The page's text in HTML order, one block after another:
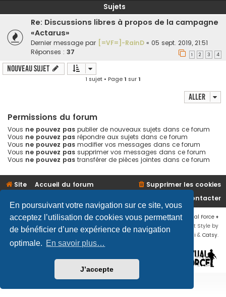
En poursuivant votre navigation sur ce site, vous
acceptez l’utilisation de cookies vous permettant
de bénéficier d’une expérience de navigation
optimale. En savoir plus…
J’accepte
e
Sujets
Re: Discussions libres à propos de la campagne
«Actarus»
Dernier message par [=VF=]-RainD « 05 sept. 2019, 21:51
Réponses : 37 1 2 3 4
Nouveau sujet
1 sujet • Page1 sur1
Aller
Permissions du forum
Vous ne pouvez pas publier de nouveaux sujets dans ce forum
Vous ne pouvez pas répondre aux sujets dans ce forum
Vous ne pouvez pas modifier vos messages dans ce forum
Vous ne pouvez pas supprimer vos messages dans ce forum
Vous ne pouvez pas transférer de pièces jointes dans ce forum
Site Accueil du forum
Supprimer les cookies
Nous contacter
Développé par phpBB® Forum Software © phpBB Limited♦ © 2019Virtual Force ♦
Communauté Steam♦Unité Arma3 ♦Confidentialité♦Conditions
Flat Style by
♦ Adapté par Mogwaii & Catsy.